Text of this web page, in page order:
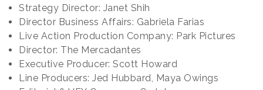
Strategy Director: Janet Shih
Director Business Affairs: Gabriela Farias
Live Action Production Company: Park Pictures
Director: The Mercadantes
Executive Producer: Scott Howard
Line Producers: Jed Hubbard, Maya Owings